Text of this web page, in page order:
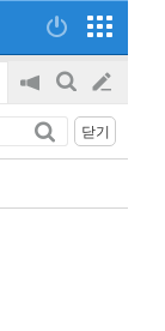
공
지
on/off
검
글
쓰
닫기